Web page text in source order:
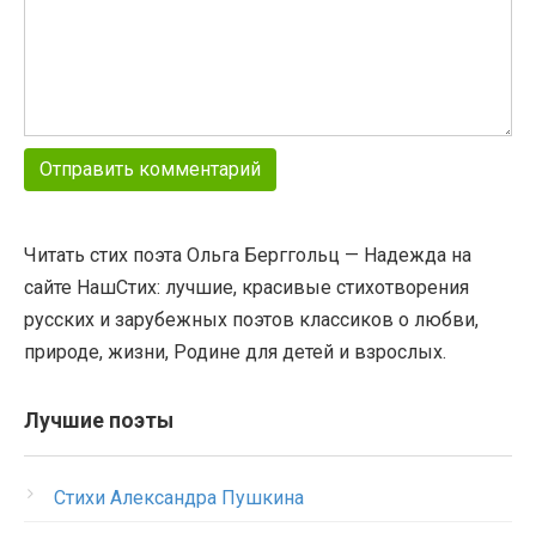
Читать стих поэта Ольга Берггольц — Надежда на
сайте НашСтих: лучшие, красивые стихотворения
русских и зарубежных поэтов классиков о любви,
природе, жизни, Родине для детей и взрослых.
Лучшие поэты
Стихи Александра Пушкина